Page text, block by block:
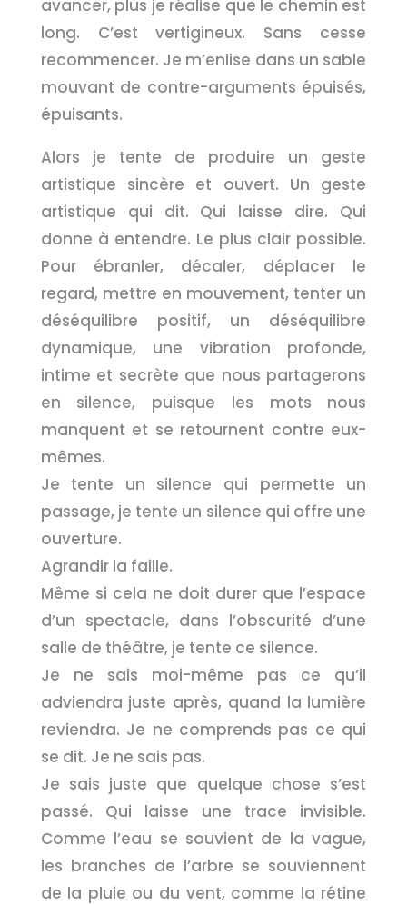
avancer, plus je réalise que le chemin est
long. C’est vertigineux. Sans cesse
recommencer. Je m’enlise dans un sable
mouvant de contre-arguments épuisés,
épuisants.
Alors je tente de produire un geste
artistique sincère et ouvert. Un geste
artistique qui dit. Qui laisse dire. Qui
donne à entendre. Le plus clair possible.
Pour ébranler, décaler, déplacer le
regard, mettre en mouvement, tenter un
déséquilibre positif, un déséquilibre
dynamique, une vibration profonde,
intime et secrète que nous partagerons
en silence, puisque les mots nous
manquent et se retournent contre eux-
mêmes.
Je tente un silence qui permette un
passage, je tente un silence qui offre une
ouverture.
Agrandir la faille.
Même si cela ne doit durer que l’espace
d’un spectacle, dans l’obscurité d’une
salle de théâtre, je tente ce silence.
Je ne sais moi-même pas ce qu’il
adviendra juste après, quand la lumière
reviendra. Je ne comprends pas ce qui
se dit. Je ne sais pas.
Je sais juste que quelque chose s’est
passé. Qui laisse une trace invisible.
Comme l’eau se souvient de la vague,
les branches de l’arbre se souviennent
de la pluie ou du vent, comme la rétine